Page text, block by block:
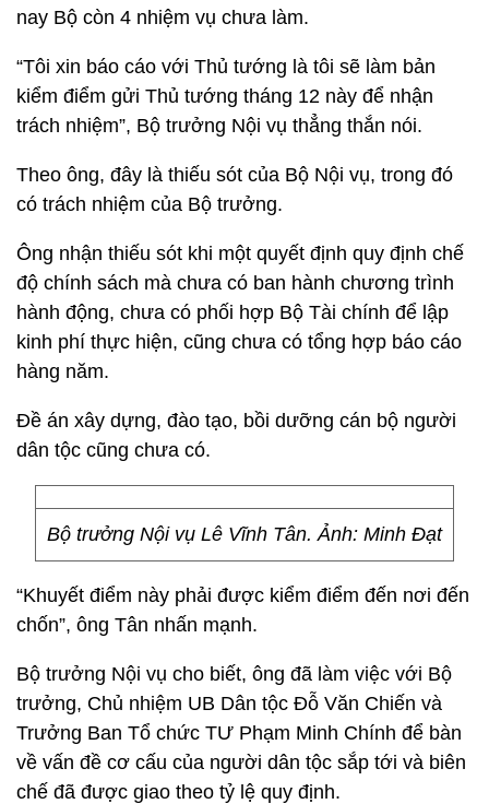
nay Bộ còn 4 nhiệm vụ chưa làm.
“Tôi xin báo cáo với Thủ tướng là tôi sẽ làm bản
kiểm điểm gửi Thủ tướng tháng 12 này để nhận
trách nhiệm”, Bộ trưởng Nội vụ thẳng thắn nói.
Theo ông, đây là thiếu sót của Bộ Nội vụ, trong đó
có trách nhiệm của Bộ trưởng.
Ông nhận thiếu sót khi một quyết định quy định chế
độ chính sách mà chưa có ban hành chương trình
hành động, chưa có phối hợp Bộ Tài chính để lập
kinh phí thực hiện, cũng chưa có tổng hợp báo cáo
hàng năm.
Đề án xây dựng, đào tạo, bồi dưỡng cán bộ người
dân tộc cũng chưa có.
Bộ trưởng Nội vụ Lê Vĩnh Tân. Ảnh: Minh Đạt
“Khuyết điểm này phải được kiểm điểm đến nơi đến
chốn”, ông Tân nhấn mạnh.
Bộ trưởng Nội vụ cho biết, ông đã làm việc với Bộ
trưởng, Chủ nhiệm UB Dân tộc Đỗ Văn Chiến và
Trưởng Ban Tổ chức TƯ Phạm Minh Chính để bàn
về vấn đề cơ cấu của người dân tộc sắp tới và biên
chế đã được giao theo tỷ lệ quy định.